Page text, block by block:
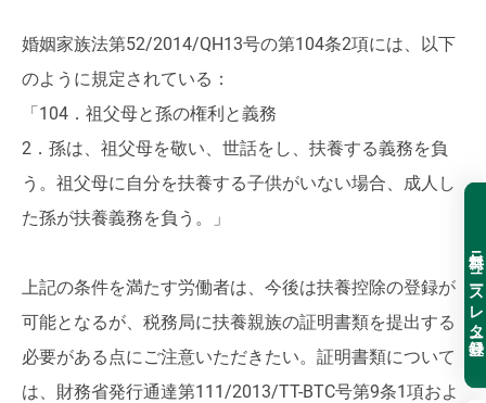
婚姻家族法第52/2014/QH13号の第104条2項には、以下
のように規定されている：
「104．祖父母と孫の権利と義務
2．孫は、祖父母を敬い、世話をし、扶養する義務を負
う。祖父母に自分を扶養する子供がいない場合、成人し
た孫が扶養義務を負う。」
上記の条件を満たす労働者は、今後は扶養控除の登録が
可能となるが、税務局に扶養親族の証明書類を提出する
必要がある点にご注意いただきたい。証明書類について
は、財務省発行通達第111/2013/TT-BTC号第9条1項およ
無料ニュースレター登録